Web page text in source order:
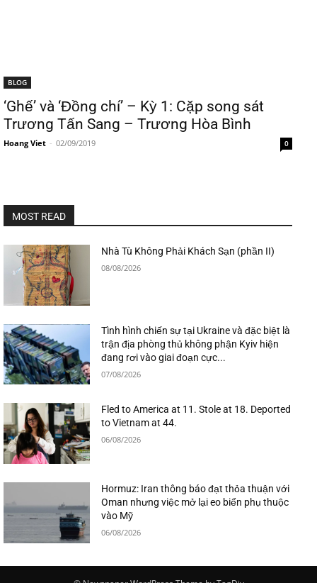
BLOG
‘Ghế’ và ‘Đồng chí’ – Kỳ 1: Cặp song sát
Trương Tấn Sang – Trương Hòa Bình
Hoang Viet - 02/09/2019 0
MOST READ
Nhà Tù Không Phải Khách Sạn (phần II)
08/08/2026
Tình hình chiến sự tại Ukraine và đặc biệt là
trận địa phòng thủ không phận Kyiv hiện
đang rơi vào giai đoạn cực...
07/08/2026
Fled to America at 11. Stole at 18. Deported
to Vietnam at 44.
06/08/2026
Hormuz: Iran thông báo đạt thỏa thuận với
Oman nhưng việc mở lại eo biển phụ thuộc
vào Mỹ
06/08/2026